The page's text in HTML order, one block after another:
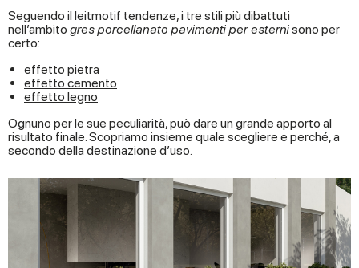
Seguendo il leitmotif tendenze, i tre stili più dibattuti
nell’ambito gres porcellanato pavimenti per esternisono per
certo:
effetto pietra
effetto cemento
effetto legno
Ognuno per le sue peculiarità, può dare un grande apporto al
risultato finale. Scopriamo insieme quale scegliere e perché, a
secondo della destinazione d’uso.